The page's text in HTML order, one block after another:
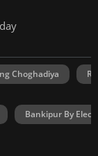
Choghadiya
Bankipur By